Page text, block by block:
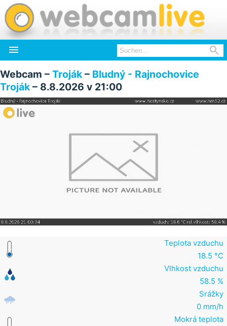
 
Webcam – Troják – Bludný - Rajnochovice
Troják – 8.8.2026 v 21:00
Teplota vzduchu
18.5 °C
Vlhkost vzduchu
58.5 %
Srážky
0 mm/h
Mokrá teplota